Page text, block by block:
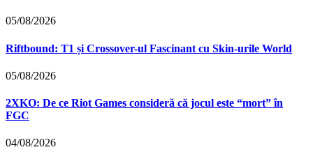
05/08/2026
Riftbound: T1 și Crossover-ul Fascinant cu Skin-urile World
05/08/2026
2XKO: De ce Riot Games consideră că jocul este “mort” în
FGC
04/08/2026